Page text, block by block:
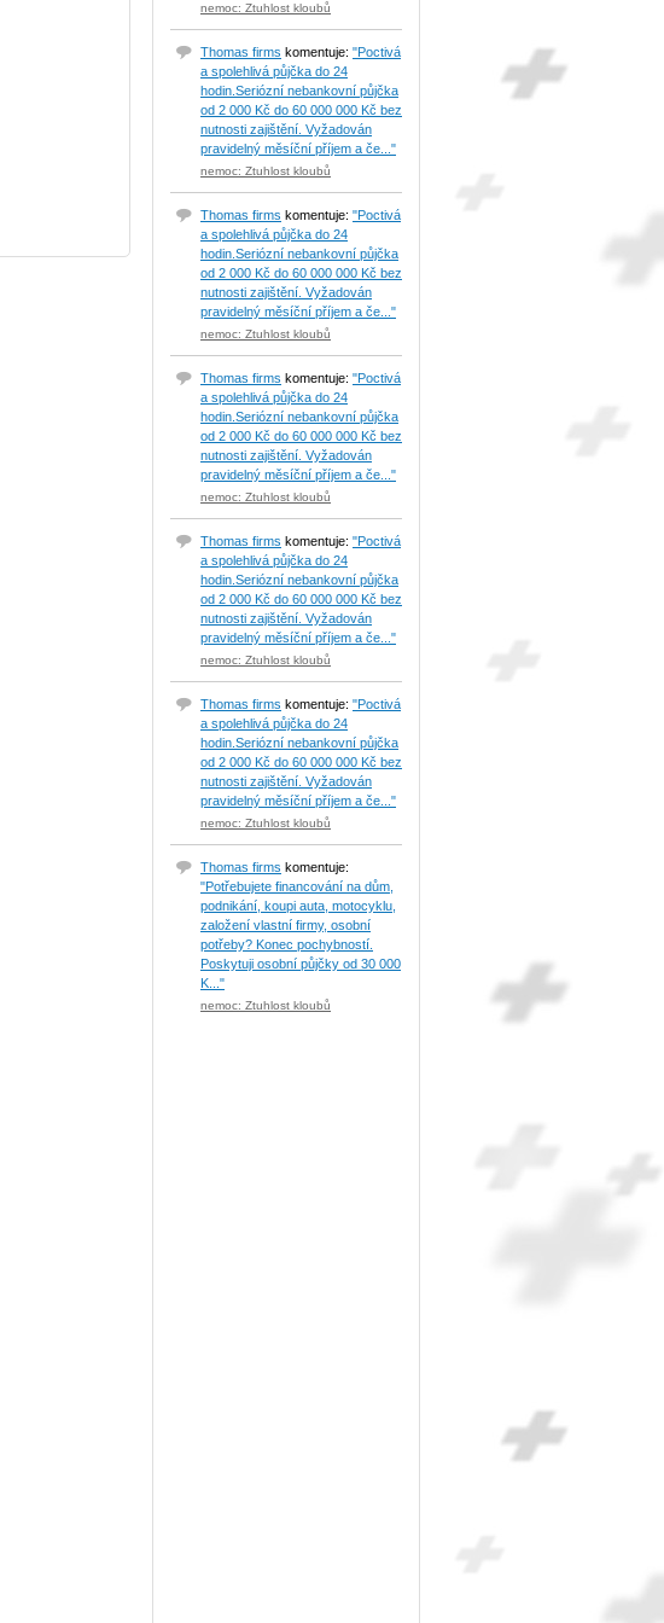
nemoc: Ztuhlost kloubů
Thomas firms komentuje: "Poctivá
a spolehlivá půjčka do 24
hodin.Seriózní nebankovní půjčka
od 2 000 Kč do 60 000 000 Kč bez
nutnosti zajištění. Vyžadován
pravidelný měsíční příjem a če..."
nemoc: Ztuhlost kloubů
Thomas firms komentuje: "Poctivá
a spolehlivá půjčka do 24
hodin.Seriózní nebankovní půjčka
od 2 000 Kč do 60 000 000 Kč bez
nutnosti zajištění. Vyžadován
pravidelný měsíční příjem a če..."
nemoc: Ztuhlost kloubů
Thomas firms komentuje: "Poctivá
a spolehlivá půjčka do 24
hodin.Seriózní nebankovní půjčka
od 2 000 Kč do 60 000 000 Kč bez
nutnosti zajištění. Vyžadován
pravidelný měsíční příjem a če..."
nemoc: Ztuhlost kloubů
Thomas firms komentuje: "Poctivá
a spolehlivá půjčka do 24
hodin.Seriózní nebankovní půjčka
od 2 000 Kč do 60 000 000 Kč bez
nutnosti zajištění. Vyžadován
pravidelný měsíční příjem a če..."
nemoc: Ztuhlost kloubů
Thomas firms komentuje: "Poctivá
a spolehlivá půjčka do 24
hodin.Seriózní nebankovní půjčka
od 2 000 Kč do 60 000 000 Kč bez
nutnosti zajištění. Vyžadován
pravidelný měsíční příjem a če..."
nemoc: Ztuhlost kloubů
Thomas firms komentuje:
"Potřebujete financování na dům,
podnikání, koupi auta, motocyklu,
založení vlastní firmy, osobní
potřeby? Konec pochybností.
Poskytuji osobní půjčky od 30 000
K..."
nemoc: Ztuhlost kloubů